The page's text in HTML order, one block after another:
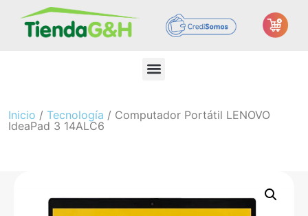
Inicio / Tecnología / Computador Portátil LENOVO
IdeaPad 3 14ALC6